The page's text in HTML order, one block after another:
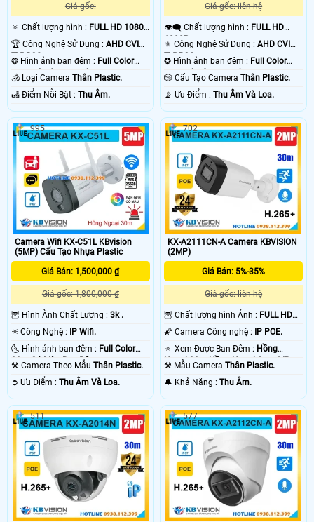
Giá gốc:
🔅 Chất lượng hình : FULL HD 1080P
.
🏆 Công Nghệ Sử Dụng : AHD CVI
TVI BCS.
❂ Hình ảnh ban đêm : Full Color
20m Có Màu Ban Ðêm.
🕉️ Loại Camera Thân Plastic.
️🛃 Điểm Nỗi Bật : Thu Âm.
Giá gốc: liên hệ
👁️‍🗨 Chất lượng hình : FULL HD
1080P .
⚜️ Công Nghệ Sử Dụng :AHD CVI
TVI BCS.
✪ Hình ảnh ban đêm : Full Color
30m Có Màu Ban Ðêm.
🎲 Cấu Tạo CameraThân Plastic.
️📡 Ưu Điểm :Thu Âm Và Loa.
Camera Wifi KX-C51L KBvision
(5MP) Cấu Tạo Nhựa Plastic
Giá Bán: 1,500,000 ₫
Giá gốc: 1,800,000 ₫
🦉 Hình Ành Chất Lượng : 3k .
✳️ Công Nghệ :
IP Wifi.
🌜 Hình ảnh ban đêm : Full Color
30m Có Màu Ban Ðêm.
⚒ Camera Theo Mẫu Thân Plastic.
️➲ Ưu Điểm : Thu Âm Và Loa.
995
KX-A2111CN-A Camera KBVISION
(2MP)
Giá Bán: 5%-35%
Giá gốc: liên hệ
🦉 Chất lượng hình Ảnh : FULL HD
1080P .
🌠 Camera Công nghệ :
IP POE.
🔅 Xem Được Ban Đêm : Hồng
Ngoại 30m Hồng Ngoại Smart IR.
⚒ Mẫu CameraThân Plastic.
️🔔 Khả Năng :Thu Âm.
702
511 577